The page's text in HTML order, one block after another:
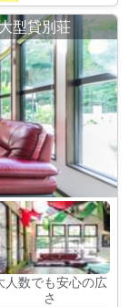
型貸別荘
人数でも安心の広
さ